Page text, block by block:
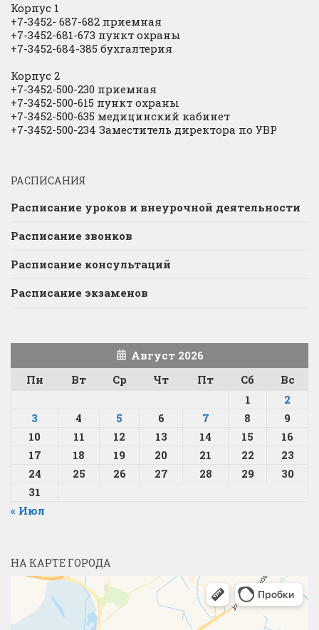
Корпус 1
+7-3452- 687-682 приемная
+7-3452-681-673 пункт охраны
+7-3452-684-385 бухгалтерия
Корпус 2
+7-3452-500-230 приемная
+7-3452-500-615 пункт охраны
+7-3452-500-635 медицинский кабинет
+7-3452-500-234 Заместитель директора по УВР
РАСПИСАНИЯ
Расписание уроков и внеурочной деятельности
Расписание звонков
Расписание консультаций
Расписание экзаменов
Август 2026
Пн
Вт Ср Чт Пт Сб
Вс
1
2
3
4 5 6 7 8
9
10
11 12 13 14 15
16
17
18 19 20 21 22
23
24
25 26 27 28 29
30
31
« Июл
НА КАРТЕ ГОРОДА